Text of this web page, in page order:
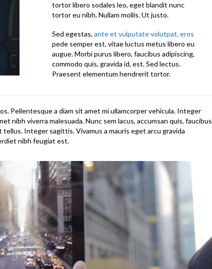
tortor libero sodales leo, eget blandit nunc
tortor eu nibh. Nullam mollis. Ut justo.
Sed egestas, ante et vulputate volutpat, eros
pede semper est, vitae luctus metus libero eu
augue. Morbi purus libero, faucibus adipiscing,
commodo quis, gravida id, est. Sed lectus.
Praesent elementum hendrerit tortor.
Pellentesque a diam sit amet mi ullamcorper vehicula. Integer
nibh viverra malesuada. Nunc sem lacus, accumsan quis, faucibus
Integer sagittis. Vivamus a mauris eget arcu gravida
nibh feugiat est.